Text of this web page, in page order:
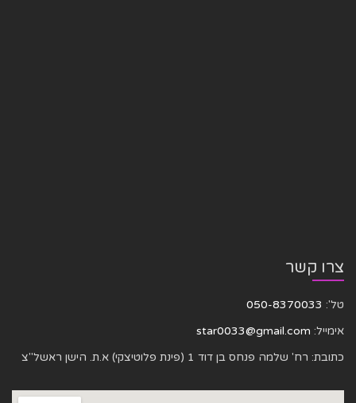
צרו קשר
טל': 050-8370033
אימייל: star0033@gmail.com
כתובת: רח' שלמה פנחס בן דוד 1 (פינת פלוטיצקי) א.ת. הישן ראשל"צ